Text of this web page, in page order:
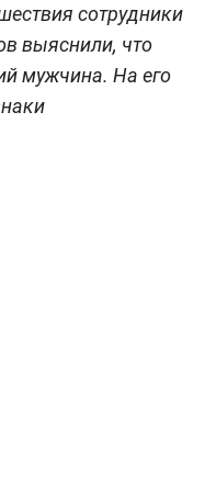
сотрудники
выяснили, что
мужчина. На его